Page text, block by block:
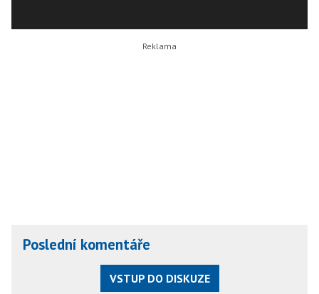
Poslední komentáře
VSTUP DO DISKUZE